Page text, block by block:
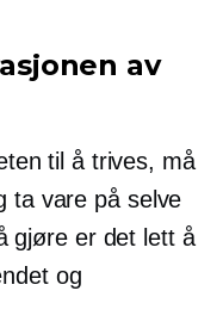
av
til å trives, må
ta vare på selve
gjøre er det lett å
og